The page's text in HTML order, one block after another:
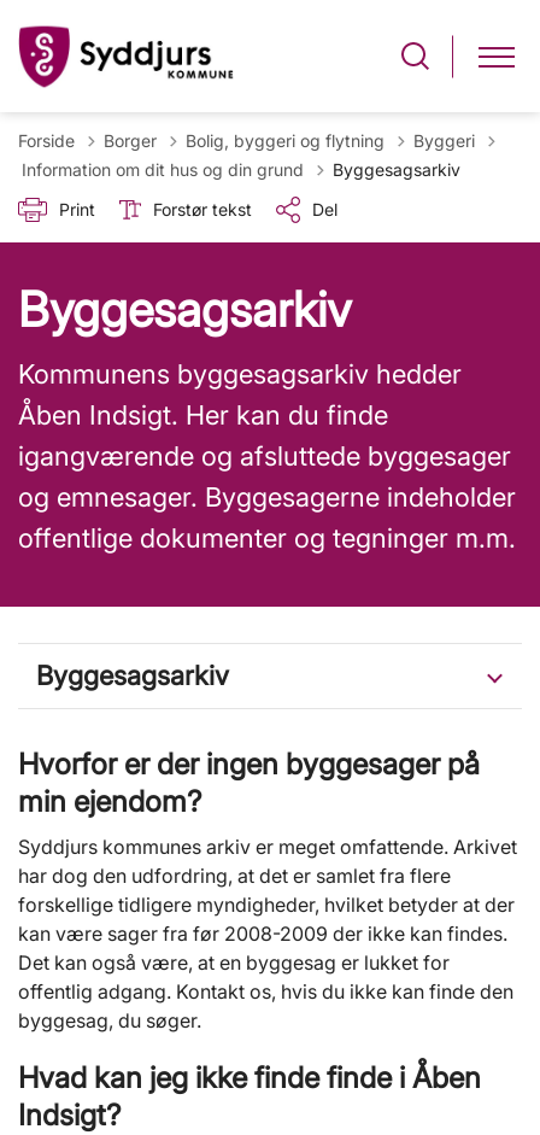
Forside Borger Bolig, byggeri og flytning
Byggeri
Tilbage til
Information om dit hus og din grund
Byggesagsarkiv
Print
Forstør tekst Del
Byggesagsarkiv
Kommunens byggesagsarkiv hedder
Åben Indsigt. Her kan du finde
igangværende og afsluttede byggesager
og emnesager. Byggesagerne indeholder
offentlige dokumenter og tegninger m.m.
Byggesagsarkiv
Hvorfor er der ingen byggesager på
min ejendom?
Syddjurs kommunes arkiv er meget omfattende. Arkivet
har dog den udfordring, at det er samlet fra flere
forskellige tidligere myndigheder, hvilket betyder at der
kan være sager fra før 2008-2009 der ikke kan findes.
Det kan også være, at en byggesag er lukket for
offentlig adgang. Kontakt os, hvis du ikke kan finde den
byggesag, du søger.
Hvad kan jeg ikke finde finde i Åben
Indsigt?